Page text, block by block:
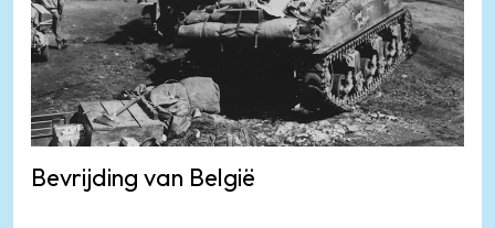
Bevrijding van België